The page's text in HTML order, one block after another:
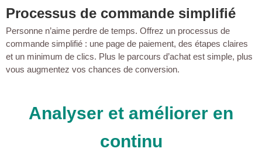
Processus de commande simplifié
Personne n’aime perdre de temps. Offrez un processus de
commande simplifié : une page de paiement, des étapes claires
et un minimum de clics. Plus le parcours d’achat est simple, plus
vous augmentez vos chances de conversion.
Analyser et améliorer en
continu